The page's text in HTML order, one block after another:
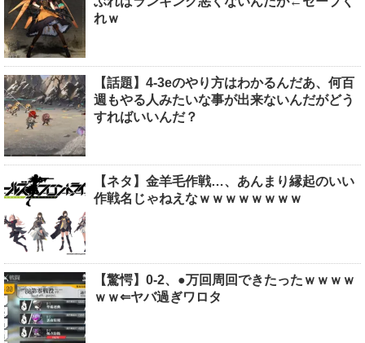
れｗ
【話題】4-3eのやり方はわかるんだあ、何百
週もやる人みたいな事が出来ないんだがどう
すればいいんだ？
【ネタ】金羊毛作戦…、あんまり縁起のいい
作戦名じゃねえなｗｗｗｗｗｗｗｗ
【驚愕】0-2、●万回周回できたったｗｗｗｗ
ｗｗ⇐ヤバ過ぎワロタ